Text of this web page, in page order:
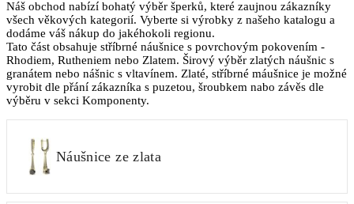
Náš obchod nabízí bohatý výběr šperků, které zaujnou zákazníky
všech věkových kategorií. Vyberte si výrobky z našeho katalogu a
dodáme váš nákup do jakéhokoli regionu.
Tato část obsahuje stříbrné náušnice s povrchovým pokovením -
Rhodiem, Rutheniem nebo Zlatem. Širový výběr zlatých náušnic s
granátem nebo nášnic s vltavínem. Zlaté, stříbrné máušnice je možné
vyrobit dle přání zákazníka s puzetou, šroubkem nabo závěs dle
výběru v sekci Komponenty.
Náušnice ze zlata